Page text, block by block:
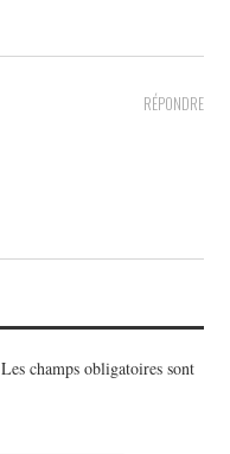
RÉPONDRE
Les champs obligatoires sont